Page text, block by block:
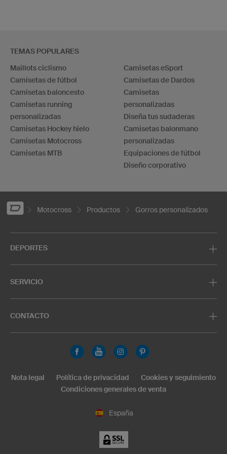
TEMAS POPULARES
Maillots ciclismo
Camisetas de fútbol
Camisetas baloncesto
Camisetas running
personalizadas
Camisetas Hockey hielo
Camisetas Motocross
Camisetas MTB
Camisetas eSport
Camisetas de Dardos
Camisetas
personalizadas
Diseña tus sudaderas
Camisetas balonmano
personalizadas
Equipaciones de fútbol
Diseño corporativo
Motocross Productos Gorros personalizados
DEPORTES
SERVICIO
CONTACTO
España
Nota legal Política de privacidad
Cookies y seguimiento
Condiciones generales de venta